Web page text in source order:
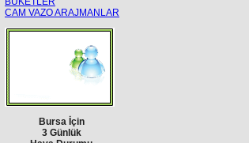
CAM VAZO ARAJMANLAR
Bursa İçin
3 Günlük